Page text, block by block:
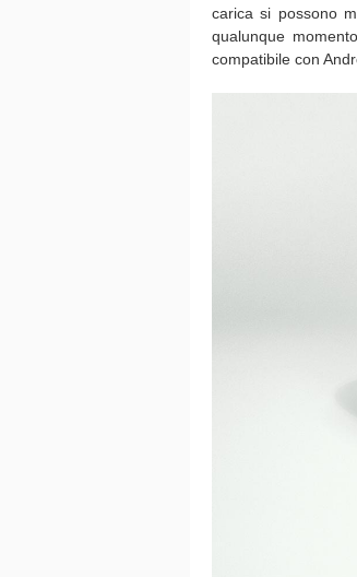
carica si possono
qualunque
compatibile con